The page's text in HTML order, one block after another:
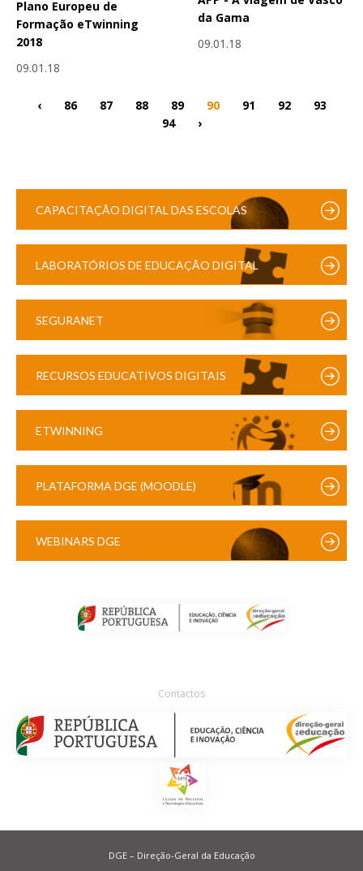
Plano Europeu de
Formação eTwinning
2018
09.01.18
da Gama
09.01.18
‹ 86 87 88 89 90 91 92
93
94
›
CAPACITAÇÃO DIGITAL DAS ESCOLAS
LABORATÓRIOS DE EDUCAÇÃO DIGITAL
SEGURANET
RECURSOS EDUCATIVOS DIGITAIS
ETWINNING
PLATAFORMA DGE (MOODLE)
WEBINARS DGE
Contactos
DGE – Direção-Geral da Educação